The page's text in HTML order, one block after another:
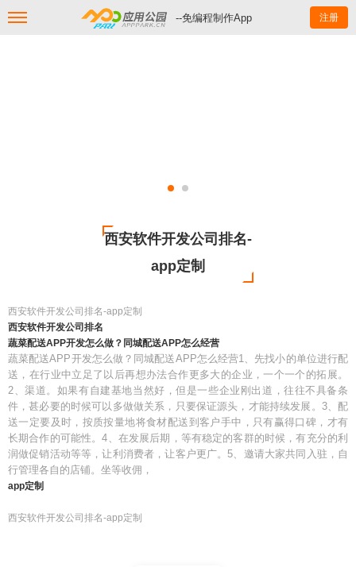
--免编程制作App 注册
西安软件开发公司排名-
app定制
西安软件开发公司排名-app定制
西安软件开发公司排名
蔬菜配送APP开发怎么做？同城配送APP怎么经营
蔬菜配送APP开发怎么做？同城配送APP怎么经营1、先找小的单位进行配
送，在行业中立足了以后再想办法合作更多大的企业，一个一个的拓展。
2、渠道。如果有自建基地当然好，但是一些企业刚出道，往往不具备条
件，甚必要的时候可以多做做关系，只要保证源头，才能持续发展。3、配
送一定要及时，按质按量地将食材配送到客户手中，只有赢得口碑，才有
长期合作的可能性。4、在发展后期，等有稳定的客群的时候，有充分的利
润做促销活动等等，让利消费者，让客户更广。5、邀请大家共同入驻，自
行管理各自的店铺。坐等收佣，
app定制
西安软件开发公司排名-app定制